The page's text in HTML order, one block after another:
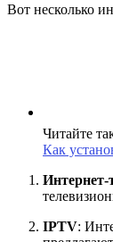
Вот несколько
Читайте
Как
Интернет-
IPTV: